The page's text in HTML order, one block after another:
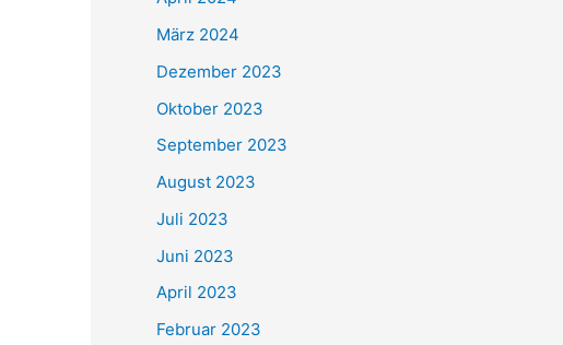
März 2024
Dezember 2023
Oktober 2023
September 2023
August 2023
Juli 2023
Juni 2023
April 2023
Februar 2023